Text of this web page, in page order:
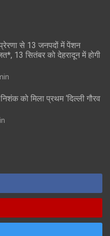
से 13 जनपदों में पेंशन
13 सितंबर को देहरादून में होगी
को मिला प्रथम ‘दिल्ली गौरव